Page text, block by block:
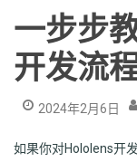
一步步
开发流
2024年2月6日
如果你对Hololens开